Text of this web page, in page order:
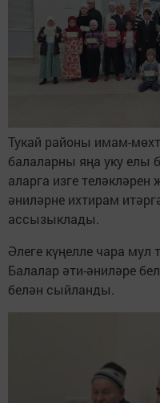
Тукай районы имам-
балаларны яңа уку елы
аларга изге
әниләрне ихтирам
ассызыклады.
Әлеге күңелле чара мул
Балалар әти-әниләре
белән сыйланды.